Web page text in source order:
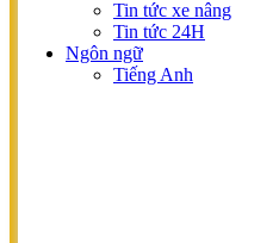
Bánh cao su
PHỤ KIỆN
Kẹp
Càng
Tin tức xe nâng
Tin tức 24H
Ngôn ngữ
Tiếng Anh